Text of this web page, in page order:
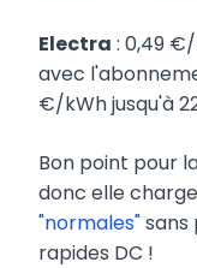
Electra : 0,49
avec
€/kWh jusqu'à
Bon point pour
donc elle
"normales"sans
rapides DC !